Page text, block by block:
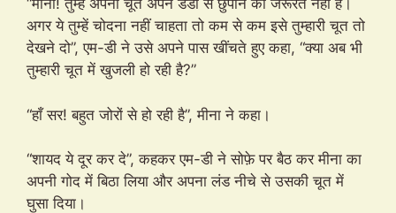
“मीना! तुम्हें अपनी चूत अपने डैडी से छुपाने की जरूरत नहीं है।
अगर ये तुम्हें चोदना नहीं चाहता तो कम से कम इसे तुम्हारी चूत तो
देखने दो”, एम-डी ने उसे अपने पास खींचते हुए कहा, “क्या अब भी
तुम्हारी चूत में खुजली हो रही है?”
“हाँ सर! बहुत जोरों से हो रही है”, मीना ने कहा।
“शायद ये दूर कर दे”, कहकर एम-डी ने सोफ़े पर बैठ कर मीना का
अपनी गोद में बिठा लिया और अपना लंड नीचे से उसकी चूत में
घुसा दिया।